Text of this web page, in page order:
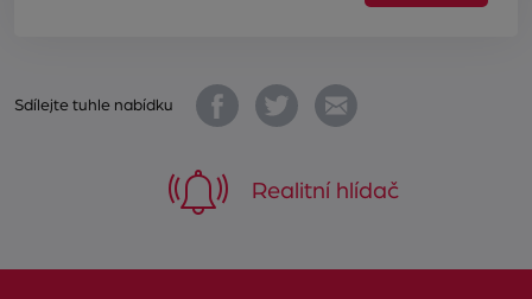
Sdílejte tuhle nabídku
Realitní hlídač